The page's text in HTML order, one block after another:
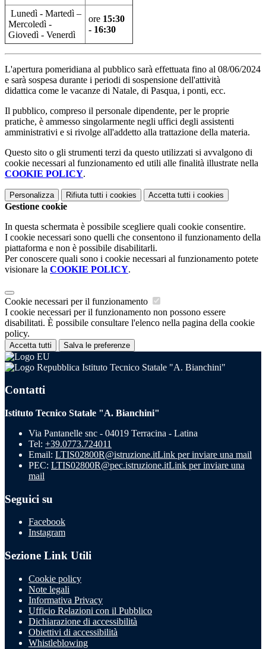
Lunedì - Martedì –
Mercoledì -
Giovedì - Venerdì
ore 15:30
- 16:30
L'apertura pomeridiana al pubblico sarà effettuata fino al 08/06/2024
e sarà sospesa durante i periodi di sospensione dell'attività
didattica come le vacanze di Natale, di Pasqua, i ponti, ecc.
Il pubblico, compreso il personale dipendente, per le proprie
pratiche, è ammesso singolarmente negli uffici degli assistenti
amministrativi e si rivolge all'addetto alla trattazione della materia.
Questo sito o gli strumenti terzi da questo utilizzati si avvalgono di
cookie necessari al funzionamento ed utili alle finalità illustrate nella
COOKIE POLICY.
Personalizza Rifiuta tutti i cookies Accetta tutti i cookies
Gestione cookie
In questa schermata è possibile scegliere quali cookie consentire.
I cookie necessari sono quelli che consentono il funzionamento della
piattaforma e non è possibile disabilitarli.
Per conoscere quali sono i cookie necessari al funzionamento potete
visionare la COOKIE POLICY.
Cookie necessari per il funzionamento
I cookie necessari per il funzionamento non possono essere
disabilitati. È possibile consultare l'elenco nella pagina della cookie
policy.
Accetta tutti Salva le preferenze
Istituto Tecnico Statale "A. Bianchini"
Contatti
Istituto Tecnico Statale "A. Bianchini"
Via Pantanelle snc - 04019 Terracina - Latina
Tel: +39.0773.724011
Email: LTIS02800R@istruzione.itLink per inviare una mail
PEC: LTIS02800R@pec.istruzione.itLink per inviare una
mail
Seguici su
Facebook
Instagram
Sezione Link Utili
Cookie policy
Note legali
Informativa Privacy
Ufficio Relazioni con il Pubblico
Dichiarazione di accessibilità
Obiettivi di accessibilità
Whistleblowing